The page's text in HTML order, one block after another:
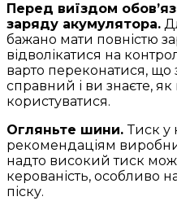
Перед виїздом
заряду акумулятора.
бажано мати повністю
відволікатися на
варто переконатися,
справний і ви знаєте,
користуватися.
Огляньте шини.Тиск у
рекомендаціям
надто високий тиск
керованість, особливо
піску.